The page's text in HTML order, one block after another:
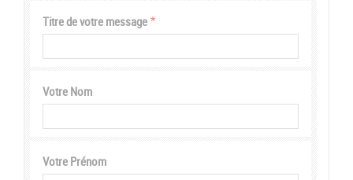
Titre de votre message
Votre Nom
Votre Prénom
Vertical
Tabs